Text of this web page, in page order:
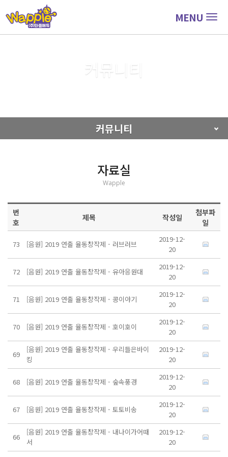
MENU
커뮤니티
커뮤니티
자료실
Wapple
번
호
제목 작성일
첨부파
일
73 [음원] 2019 연출 율동창작제 - 러브러브
2019-12-
20
72 [음원] 2019 연출 율동창작제 - 유아응원대
2019-12-
20
71 [음원] 2019 연출 율동창작제 - 콩이야기
2019-12-
20
70 [음원] 2019 연출 율동창작제 - 호이호이
2019-12-
20
69
[음원] 2019 연출 율동창작제 - 우리들은바이
킹
2019-12-
20
68 [음원] 2019 연출 율동창작제 - 숲속풍경
2019-12-
20
67 [음원] 2019 연출 율동창작제 - 토토비송
2019-12-
20
66
[음원] 2019 연출 율동창작제 - 내나이가어때
서
2019-12-
20